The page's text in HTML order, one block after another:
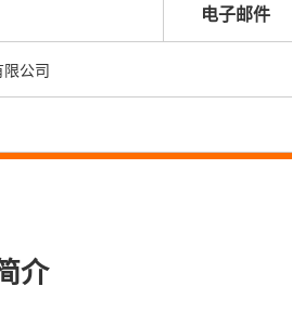
电子邮件
公司
介